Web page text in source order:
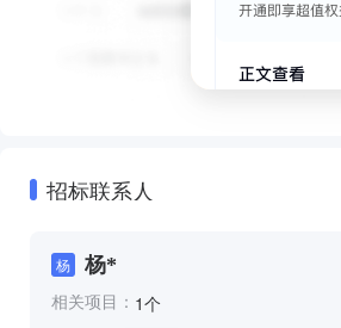
招标联系人
杨 杨*
相关项目： 1个